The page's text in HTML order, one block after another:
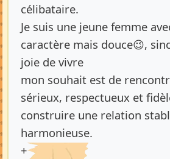
célibataire.
Je suis une jeune femme
caractère mais douce😉,
joie de vivre
mon souhait est de
sérieux, respectueux et
construire une relation
harmonieuse.
+